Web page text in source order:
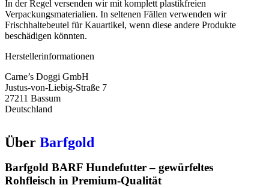
In der Regel versenden wir mit komplett plastikfreien
Verpackungsmaterialien. In seltenen Fällen verwenden wir
Frischhaltebeutel für Kauartikel, wenn diese andere Produkte
beschädigen könnten.
Herstellerinformationen
Carne’s Doggi GmbH
Justus-von-Liebig-Straße 7
27211 Bassum
Deutschland
Über Barfgold
Barfgold BARF Hundefutter – gewürfeltes
Rohfleisch in Premium-Qualität